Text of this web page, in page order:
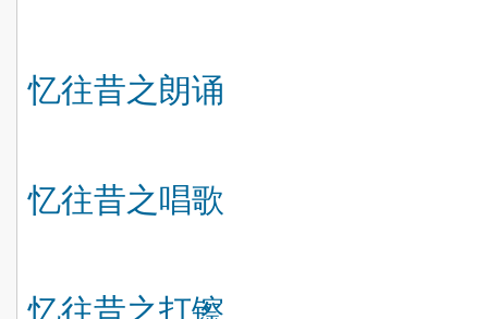
忆往昔之朗诵
忆往昔之唱歌
忆往昔之打镲